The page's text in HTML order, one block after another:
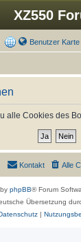
XZ550
Benutzer Karte
alle Cookies des
Alle
Kontakt
phpBB® Forum
Übersetzung
|